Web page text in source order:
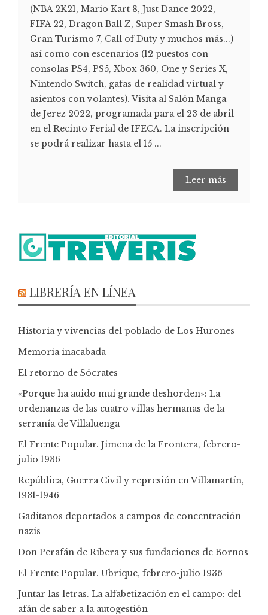
(NBA 2K21, Mario Kart 8, Just Dance 2022,
FIFA 22, Dragon Ball Z, Super Smash Bross,
Gran Turismo 7, Call of Duty y muchos más...)
así como con escenarios (12 puestos con
consolas PS4, PS5, Xbox 360, One y Series X,
Nintendo Switch, gafas de realidad virtual y
asientos con volantes). Visita al Salón Manga
de Jerez 2022, programada para el 23 de abril
en el Recinto Ferial de IFECA. La inscripción
se podrá realizar hasta el 15 ...
Leer más
LIBRERÍA EN LÍNEA
Historia y vivencias del poblado de Los Hurones
Memoria inacabada
El retorno de Sócrates
«Porque ha auido mui grande deshorden»: La
ordenanzas de las cuatro villas hermanas de la
serranía de Villaluenga
El Frente Popular. Jimena de la Frontera, febrero-
julio 1936
República, Guerra Civil y represión en Villamartín,
1931-1946
Gaditanos deportados a campos de concentración
nazis
Don Perafán de Ribera y sus fundaciones de Bornos
El Frente Popular. Ubrique, febrero-julio 1936
Juntar las letras. La alfabetización en el campo: del
afán de saber a la autogestión